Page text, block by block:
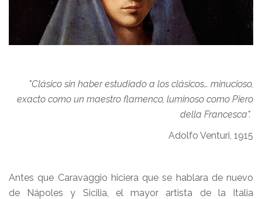
"Clásico sin haber estudiado a los clásicos… minucioso,
exacto como un maestro flamenco, luminoso como Piero
della Francesca".
Adolfo Venturi, 1915
Antes que Caravaggio hiciera que se hablara de nuevo
de Nápoles y Sicilia, el mayor artista de la Italia